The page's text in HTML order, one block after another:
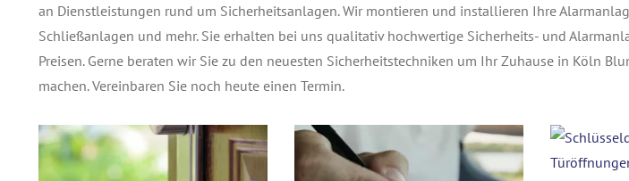
an Dienstleistungen rund um Sicherheitsanlagen. Wir montieren und installieren Ihre
Schließanlagen und mehr. Sie erhalten bei uns qualitativ hochwertige Sicherheits- und
Preisen. Gerne beraten wir Sie zu den neuesten Sicherheitstechniken um Ihr Zuhause in Köln
machen. Vereinbaren Sie noch heute einen Termin.